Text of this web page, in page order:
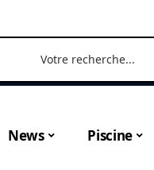
News Piscine